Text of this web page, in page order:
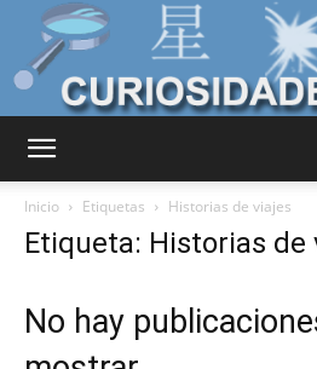
Inicio Etiquetas Historias de viajes
Etiqueta: Historias de
No hay